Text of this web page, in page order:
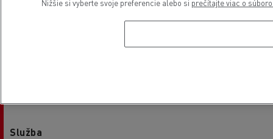
Služba
Nižšie si vyberte svoje preferencie alebo si prečítajte viac o